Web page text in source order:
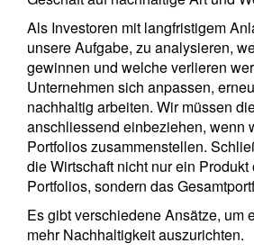
Als Investoren mit langfristigem
unsere Aufgabe, zu analysieren,
gewinnen und welche verlieren
Unternehmen sich anpassen,
nachhaltig arbeiten. Wir müssen
anschliessend einbeziehen, wenn
Portfolios zusammenstellen.
die Wirtschaft nicht nur ein
Portfolios, sondern das
Es gibt verschiedene Ansätze, um
mehr Nachhaltigkeit auszurichten.
Newsletter abonnieren
Email